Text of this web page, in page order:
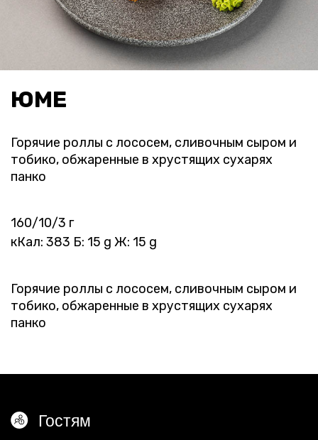
ЮМЕ
Горячие роллы с лососем, сливочным сыром и
тобико, обжаренные в хрустящих сухарях
панко
160/10/3 г
кКал: 383 Б: 15 g Ж: 15 g
Горячие роллы с лососем, сливочным сыром и
тобико, обжаренные в хрустящих сухарях
панко
Гостям